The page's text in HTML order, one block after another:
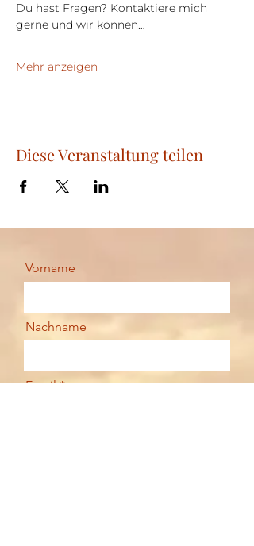
Du hast Fragen? Kontaktiere mich
gerne und wir können…
Mehr anzeigen
Diese Veranstaltung teilen
Vorname
Nachname
Email